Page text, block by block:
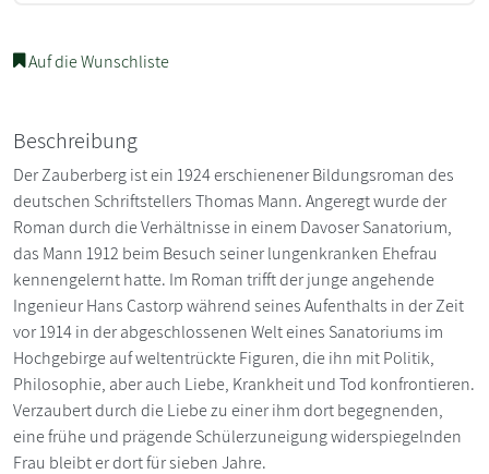
Auf die Wunschliste
Beschreibung
Der Zauberberg ist ein 1924 erschienener Bildungsroman des
deutschen Schriftstellers Thomas Mann. Angeregt wurde der
Roman durch die Verhältnisse in einem Davoser Sanatorium,
das Mann 1912 beim Besuch seiner lungenkranken Ehefrau
kennengelernt hatte. Im Roman trifft der junge angehende
Ingenieur Hans Castorp während seines Aufenthalts in der Zeit
vor 1914 in der abgeschlossenen Welt eines Sanatoriums im
Hochgebirge auf weltentrückte Figuren, die ihn mit Politik,
Philosophie, aber auch Liebe, Krankheit und Tod konfrontieren.
Verzaubert durch die Liebe zu einer ihm dort begegnenden,
eine frühe und prägende Schülerzuneigung widerspiegelnden
Frau bleibt er dort für sieben Jahre.